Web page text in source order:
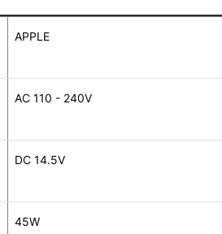
APPLE
AC 110 - 240V
DC 14.5V
45W